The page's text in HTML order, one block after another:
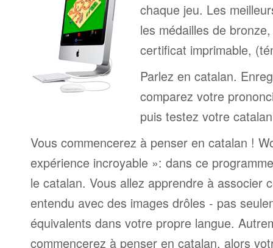
chaque jeu. Les
les médailles de
certificat imprimable,
Parlez en catalan.
comparez votre
puis testez votre
Vous commencerez à penser en catalan !
expérience incroyable »: dans ce
le catalan. Vous allez apprendre à associer
entendu avec des images drôles - pas
équivalents dans votre propre langue.
commencerez à penser en catalan, alors